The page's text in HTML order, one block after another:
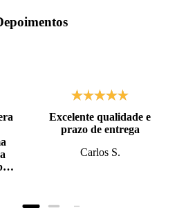
o
Excelente qualidade e
prazo de entrega
Carlos S.